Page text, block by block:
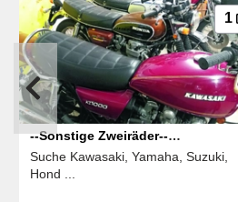
1
--Sonstige Zweiräder--
Verschiedene Zweiräder
Suche Kawasaki, Yamaha, Suzuki,
Hond ...